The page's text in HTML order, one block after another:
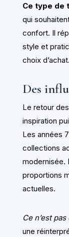
Ce type de
qui
confort. Il
style et
choix d’achat.
Des
Le retour
inspiration
Les années
collections
modernisée.
proportions
actuelles.
Ce n’est
une